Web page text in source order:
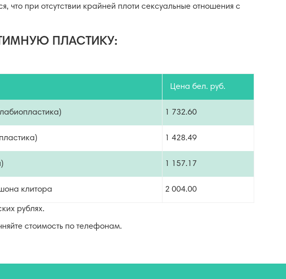
что при отсутствии крайней плоти сексуальные отношения с
ПЛАСТИКУ:
Цена бел. руб.
1 732.60
1 428.49
1 157.17
клитора 2 004.00
рублях.
стоимость по телефонам.